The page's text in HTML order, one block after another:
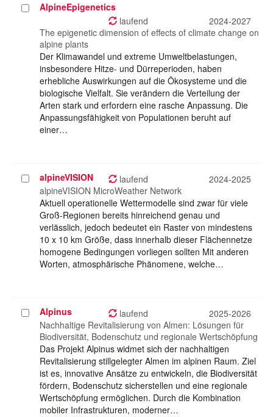
ProjektAlpineEpigenetics
laufend
2024-2027
The epigenetic dimension of effects of climate change on
alpine plants
Der Klimawandel und extreme Umweltbelastungen,
insbesondere Hitze- und Dürreperioden, haben
erhebliche Auswirkungen auf die Ökosysteme und die
biologische Vielfalt. Sie verändern die Verteilung der
Arten stark und erfordern eine rasche Anpassung. Die
Anpassungsfähigkeit von Populationen beruht auf
einer…
Projekt
auswählen
alpineVISION laufend
2024-2025
alpineVISION MicroWeather Network
Aktuell operationelle Wettermodelle sind zwar für viele
Groß-Regionen bereits hinreichend genau und
verlässlich, jedoch bedeutet ein Raster von mindestens
10 x 10 km Größe, dass innerhalb dieser Flächennetze
homogene Bedingungen vorliegen sollten Mit anderen
Worten, atmosphärische Phänomene, welche…
Projekt
auswählen
Alpinus laufend
2025-2026
Nachhaltige Revitalisierung von Almen: Lösungen für
Biodiversität, Bodenschutz und regionale Wertschöpfung
Das Projekt Alpinus widmet sich der nachhaltigen
Revitalisierung stillgelegter Almen im alpinen Raum. Ziel
ist es, innovative Ansätze zu entwickeln, die Biodiversität
fördern, Bodenschutz sicherstellen und eine regionale
Wertschöpfung ermöglichen. Durch die Kombination
mobiler Infrastrukturen, moderner…